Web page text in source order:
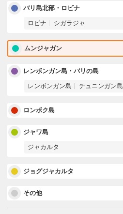
バリ島北部・ロビナ
ロビナ シガラジャ
ムンジャガン
レンボンガン島・バリの島
レンボンガン島 チュニンガン島
ロンボク島
ジャワ島
ジャカルタ
ジョグジャカルタ
その他